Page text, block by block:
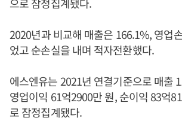
으로 잠정집계됐다.
2020년과 비교해 매출은 166.1%, 영업
었고 순손실을 내며 적자전환했다.
에스엔유는 2021년 연결기준으로 매출
영업이익 61억2900만 원, 순이익 83억
로 잠정집계됐다.